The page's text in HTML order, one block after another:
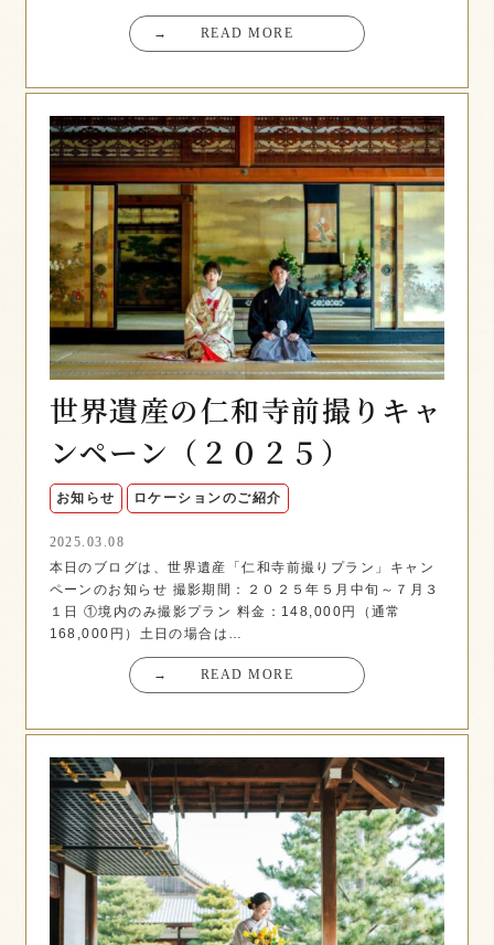
→ READ MORE
世界遺産の仁和寺前撮りキャ
ンペーン（２０２５）
お知らせ ロケーションのご紹介
2025.03.08
本日のブログは、世界遺産「仁和寺前撮りプラン」キャン
ペーンのお知らせ 撮影期間：２０２５年５月中旬～７月３
１日 ①境内のみ撮影プラン 料金：148,000円（通常
168,000円）土日の場合は…
→ READ MORE